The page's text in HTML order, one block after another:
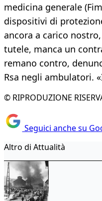
medicina generale
dispositivi di
ancora a carico
tutele, manca un
remano contro,
Rsa negli ambulatori.
© RIPRODUZIONE
Seguici anche su
Altro di Attualità